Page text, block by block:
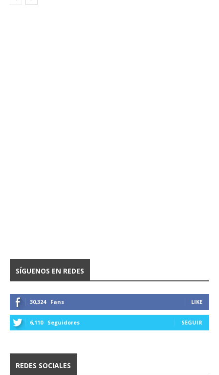
SÍGUENOS EN REDES
30,324 Fans LIKE
6,110 Seguidores SEGUIR
REDES SOCIALES